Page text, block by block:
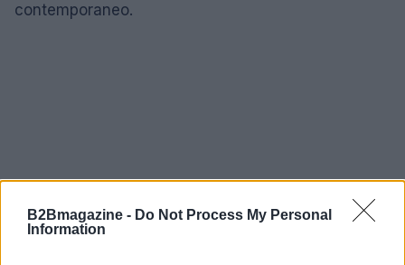
B2Bmagazine - Do Not Process My Personal
Information
contemporaneo.